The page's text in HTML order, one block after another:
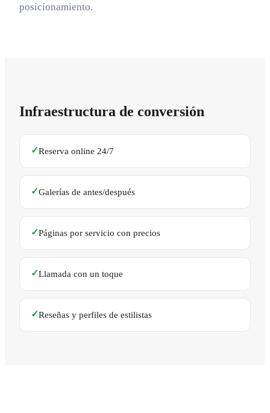
posicionamiento.
Infraestructura de conversión
✓Reserva online 24/7
✓Galerías de antes/después
✓Páginas por servicio con precios
✓Llamada con un toque
✓Reseñas y perfiles de estilistas